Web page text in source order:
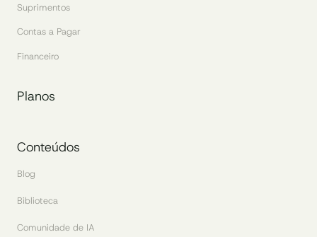
Suprimentos
Contas a Pagar
Financeiro
Planos
Conteúdos
Blog
Biblioteca
Comunidade de IA